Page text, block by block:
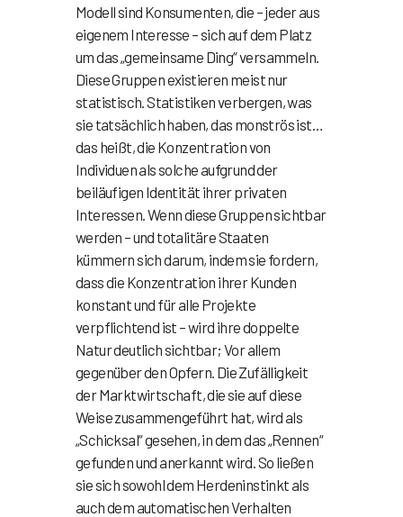
Modell sind Konsumenten, die – jeder aus
eigenem Interesse – sich auf dem Platz
um das „gemeinsame Ding“ versammeln.
Diese Gruppen existieren meist nur
statistisch. Statistiken verbergen, was
sie tatsächlich haben, das monströs ist…
das heißt, die Konzentration von
Individuen als solche aufgrund der
beiläufigen Identität ihrer privaten
Interessen. Wenn diese Gruppen sichtbar
werden – und totalitäre Staaten
kümmern sich darum, indem sie fordern,
dass die Konzentration ihrer Kunden
konstant und für alle Projekte
verpflichtend ist – wird ihre doppelte
Natur deutlich sichtbar; Vor allem
gegenüber den Opfern. Die Zufälligkeit
der Marktwirtschaft, die sie auf diese
Weise zusammengeführt hat, wird als
„Schicksal“ gesehen, in dem das „Rennen“
gefunden und anerkannt wird. So ließen
sie sich sowohl dem Herdeninstinkt als
auch dem automatischen Verhalten